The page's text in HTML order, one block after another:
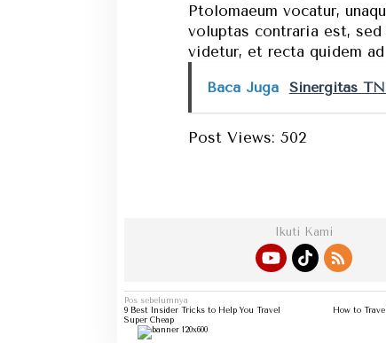
Ptolomaeum vocatur,
voluptas contraria est,
videtur, et recta quidem
Baca Juga Sinergitas
Post Views: 502
Ikuti Kami
Navigasi
pos
Pos sebelumnya
9 Best Insider Tricks to Help You Travel
Super Cheap
How to